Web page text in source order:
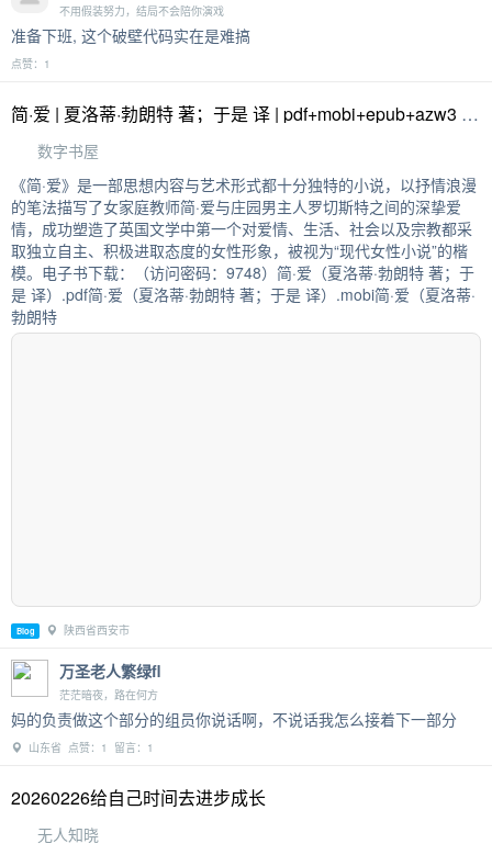
不用假装努力，结局不会陪你演戏
准备下班, 这个破壁代码实在是难搞
点赞：1
简·爱 | 夏洛蒂·勃朗特 著；于是 译 | pdf+mobi+epub+azw3 | 数字书屋
数字书屋
《简·爱》是一部思想内容与艺术形式都十分独特的小说，以抒情浪漫
的笔法描写了女家庭教师简·爱与庄园男主人罗切斯特之间的深挚爱
情，成功塑造了英国文学中第一个对爱情、生活、社会以及宗教都采
取独立自主、积极进取态度的女性形象，被视为“现代女性小说”的楷
模。电子书下载：（访问密码：9748）简·爱（夏洛蒂·勃朗特 著；于
是 译）.pdf简·爱（夏洛蒂·勃朗特 著；于是 译）.mobi简·爱（夏洛蒂·
勃朗特
Blog 陕西省西安市
万圣老人繁绿fl
茫茫暗夜，路在何方
妈的负责做这个部分的组员你说话啊，不说话我怎么接着下一部分
山东省 点赞：1 留言：1
20260226给自己时间去进步成长
无人知晓